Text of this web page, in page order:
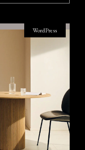
WordPress